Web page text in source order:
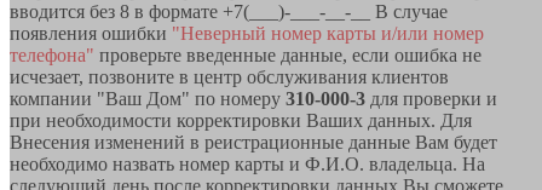
вводится без 8 в формате +7(___)-___-__-__ В случае
появления ошибки "Неверный номер карты и/или номер
телефона" проверьте введенные данные, если ошибка не
исчезает, позвоните в центр обслуживания клиентов
компании "Ваш Дом" по номеру 310-000-3 для проверки и
при необходимости корректировки Ваших данных. Для
Внесения изменений в реистрационные данные Вам будет
необходимо назвать номер карты и Ф.И.О. владельца. На